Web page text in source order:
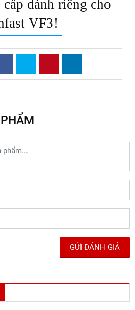
trải nghiệm dịch vụ
dành riêng cho
VF3!